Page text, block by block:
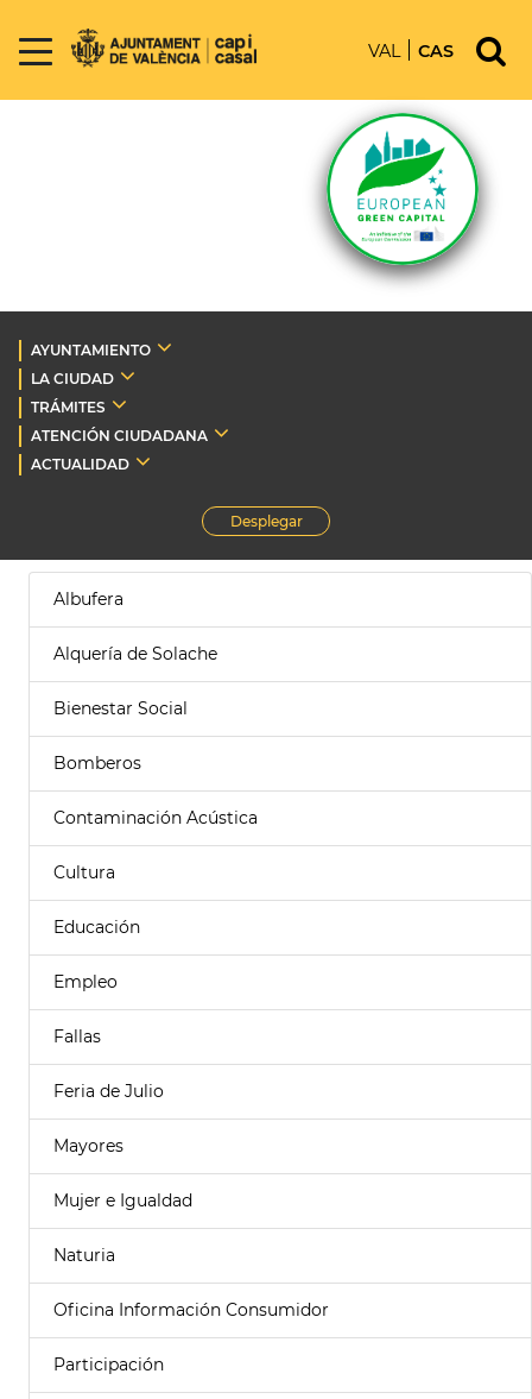
VAL CAS
AYUNTAMIENTO
LA CIUDAD
TRÁMITES
ATENCIÓN CIUDADANA
ACTUALIDAD
Desplegar
Albufera
Alquería de Solache
Bienestar Social
Bomberos
Contaminación Acústica
Cultura
Educación
Empleo
Fallas
Feria de Julio
Mayores
Mujer e Igualdad
Naturia
Oficina Información Consumidor
Participación